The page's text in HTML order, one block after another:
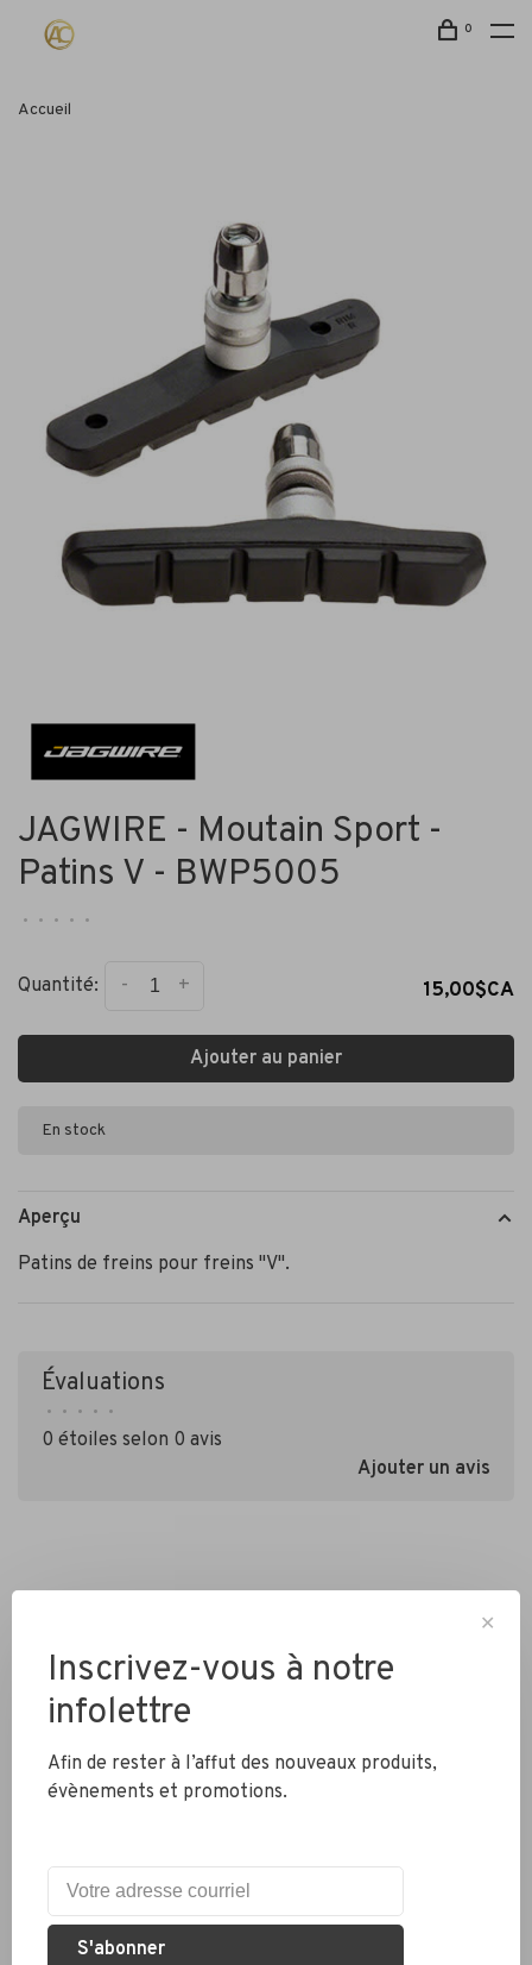
0
Accueil
JAGWIRE - Moutain Sport -
Patins V - BWP5005
• • • • •
Quantité: +
- 15,00$CA
Ajouter au panier
En stock
Aperçu
Patins de freins pour freins "V".
Évaluations
• • • • •
0 étoiles selon 0 avis
Ajouter un avis
Livraison partout au Canada
Expédition rapide
Éco responsable
Nous recyclons les pneus, chambres à air et métaux
✕
Inscrivez-vous à notre
infolettre
Afin de rester à l’affut des nouveaux produits,
évènements et promotions.
S'abonner